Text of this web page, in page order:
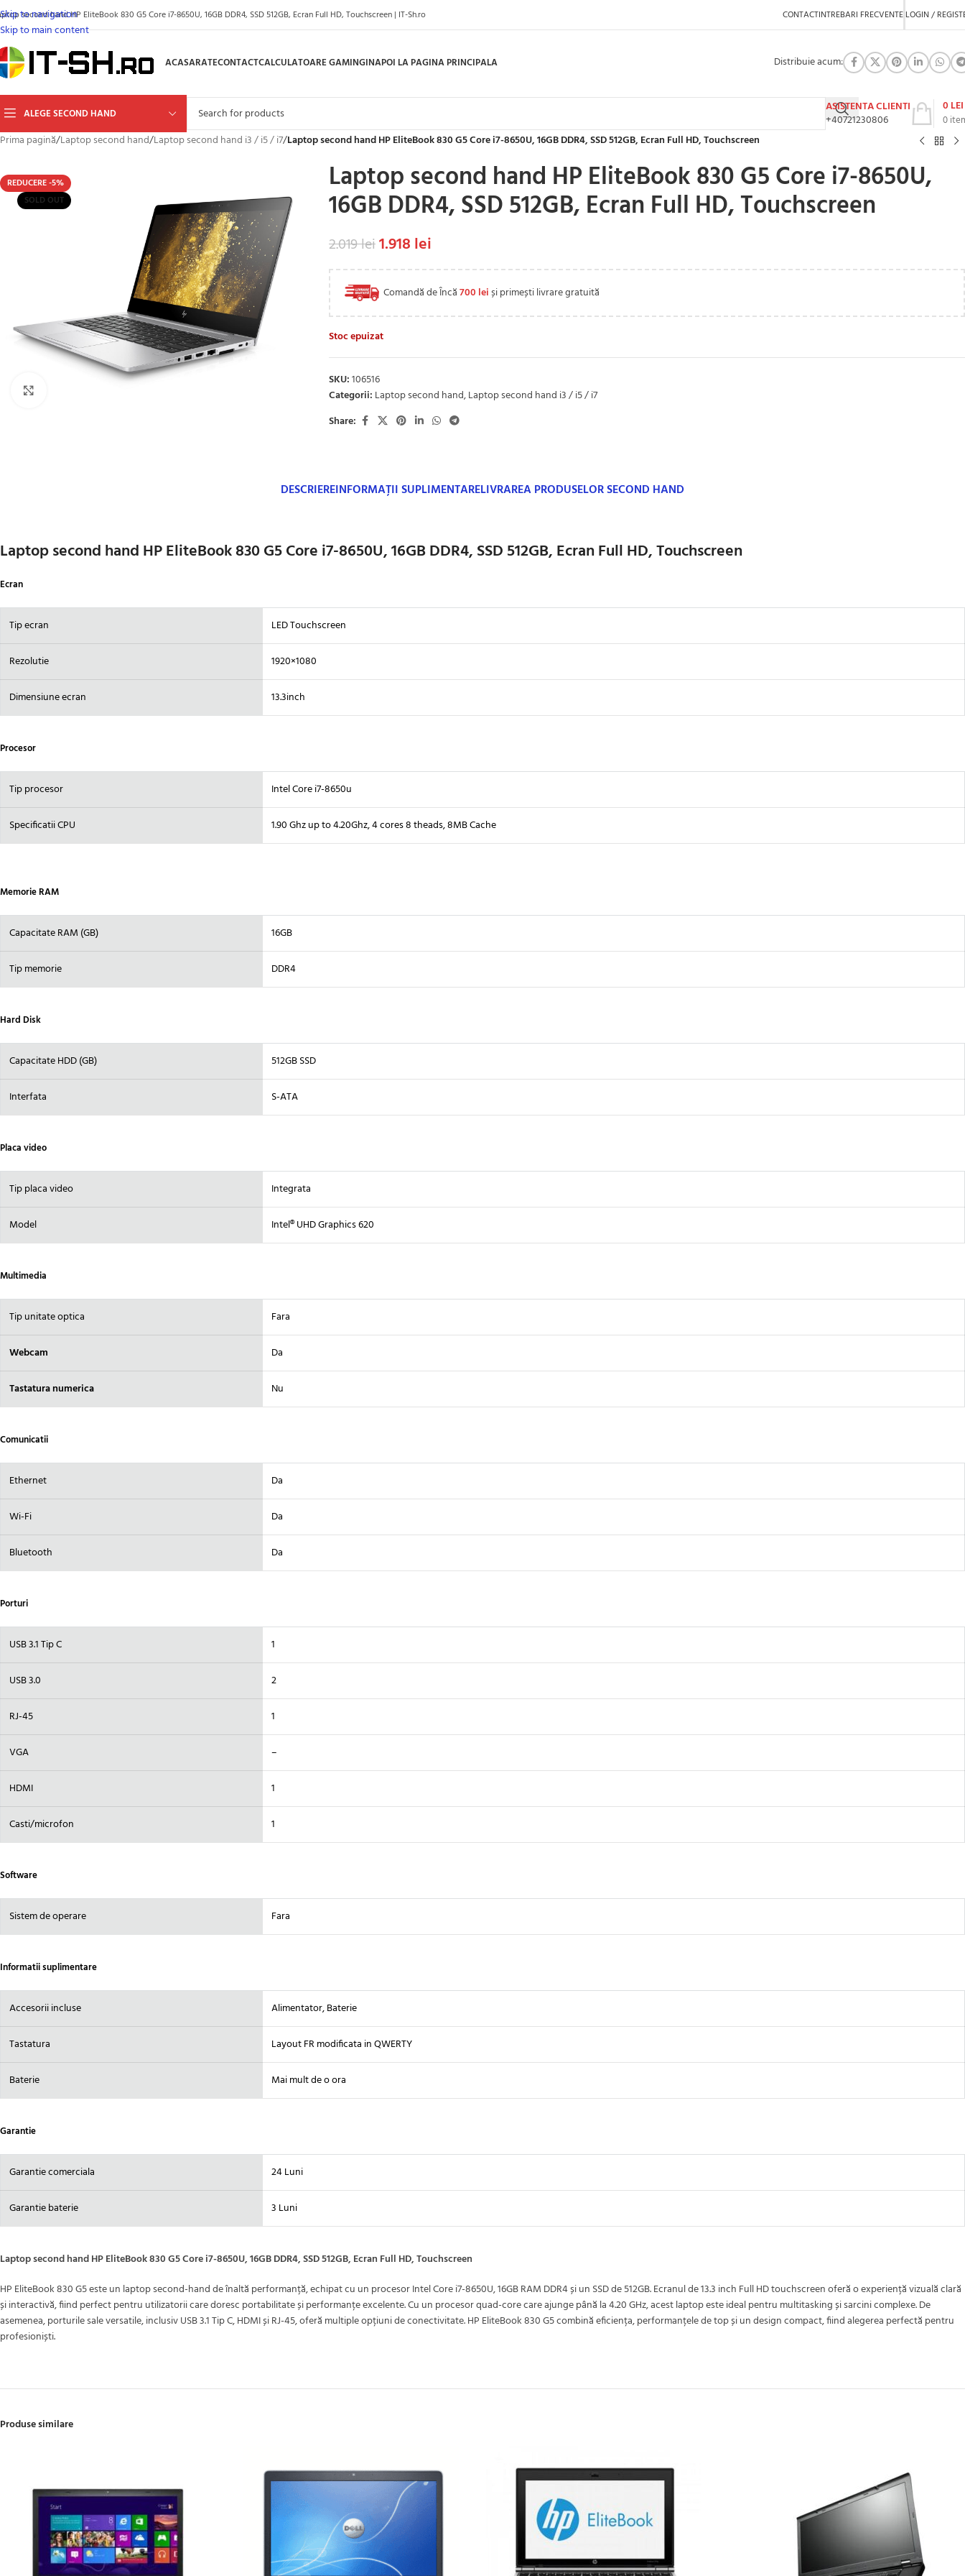
Skip to navigation
Skip to main content
second hand HP EliteBook 830 G5 Core i7-8650U, 16GB DDR4, SSD 512GB, Ecran Full HD, Touchscreen | IT-Sh.ro CONTACTINTREBARI FRECVENTE LOGIN /
ACASARATECONTACTCALCULATOARE GAMINGINAPOI LA PAGINA PRINCIPALA Distribuie acum:
ALEGE SECOND HAND
ASISTENTA CLIENTI
+40721230806
0
0 LEI
Prima pagină/Laptop second hand/Laptop second hand i3 / i5 / i7/Laptop second hand HP EliteBook 830 G5 Core i7-8650U, 16GB DDR4, SSD 512GB, Ecran Full HD, Touchscreen
REDUCERE -5%
SOLD OUT
Laptop second hand HP EliteBook 830 G5 Core i7-8650U,
16GB DDR4, SSD 512GB, Ecran Full HD, Touchscreen
2.019lei1.918 lei
Comandă de Încă700 leiși primești livrare gratuită
Stoc epuizat
SKU:106516
Categorii: Laptop second hand,Laptop second hand i3 / i5 / i7
Share:
DESCRIEREINFORMAȚII SUPLIMENTARELIVRAREA PRODUSELOR SECOND HAND
Laptop second hand HP EliteBook 830 G5 Core i7-8650U, 16GB DDR4, SSD 512GB, Ecran Full HD, Touchscreen
Ecran
Tip ecran LED Touchscreen
Rezolutie 1920×1080
Dimensiune ecran 13.3inch
Procesor
Tip procesor Intel Core i7-8650u
Specificatii CPU 1.90 Ghz up to 4.20Ghz, 4 cores 8 theads, 8MB Cache
Memorie RAM
Capacitate RAM (GB) 16GB
Tip memorie DDR4
Hard Disk
Capacitate HDD (GB) 512GB SSD
Interfata S-ATA
Placa video
Tip placa video Integrata
Model Intel® UHD Graphics 620
Multimedia
Tip unitate optica Fara
Webcam Da
Tastatura numerica Nu
Comunicatii
Ethernet Da
Wi-Fi Da
Bluetooth Da
Porturi
USB 3.1 Tip C 1
USB 3.0 2
RJ-45 1
VGA –
HDMI 1
Casti/microfon 1
Software
Sistem de operare Fara
Informatii suplimentare
Accesorii incluse Alimentator, Baterie
Tastatura Layout FR modificata in QWERTY
Baterie Mai mult de o ora
Garantie
Garantie comerciala 24 Luni
Garantie baterie 3 Luni
Laptop second hand HP EliteBook 830 G5 Core i7-8650U, 16GB DDR4, SSD 512GB, Ecran Full HD, Touchscreen
HP EliteBook 830 G5 este un laptop second-hand de înaltă performanță, echipat cu un procesor Intel Core i7-8650U, 16GB RAM DDR4 și un SSD de 512GB. Ecranul de 13.3 inch Full HD touchscreen oferă o experiență vizuală clară
și interactivă, fiind perfect pentru utilizatorii care doresc portabilitate și performanțe excelente. Cu un procesor quad-core care ajunge până la 4.20 GHz, acest laptop este ideal pentru multitasking și sarcini complexe. De
asemenea, porturile sale versatile, inclusiv USB 3.1 Tip C, HDMI și RJ-45, oferă multiple opțiuni de conectivitate. HP EliteBook 830 G5 combină eficiența, performanțele de top și un design compact, fiind alegerea perfectă pentru
profesioniști.
Produse similare